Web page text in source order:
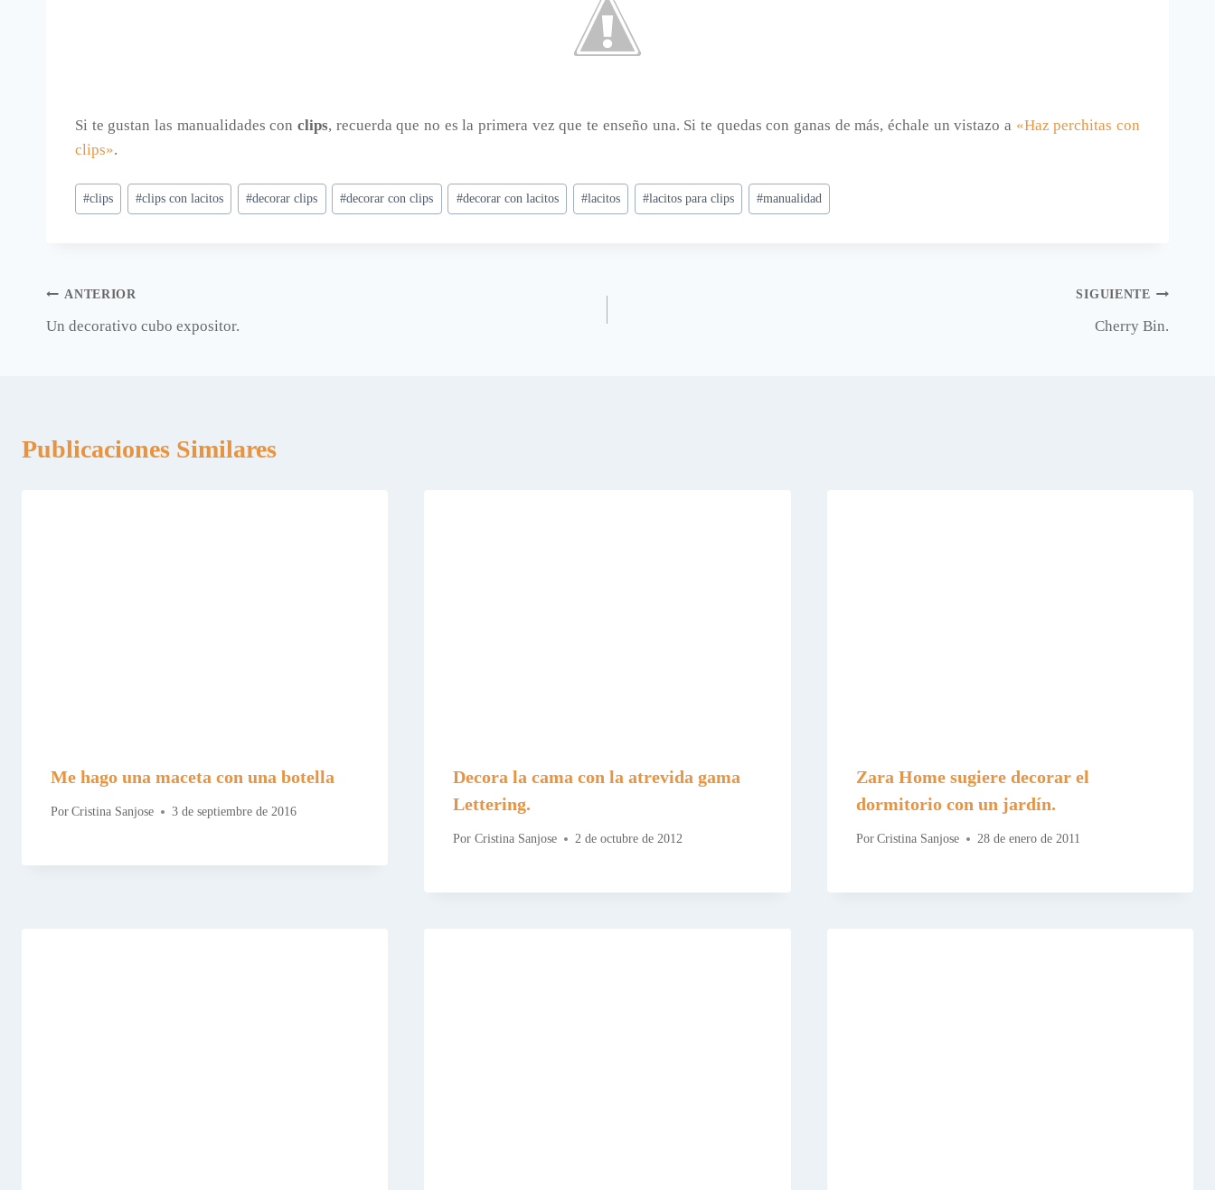
Si te gustan las manualidades conclips, recuerda que no es la primera vez que te enseño una. Si te quedas con ganas de más, échale un vistazo a «Haz perchitas con
clips».
Etiquetas
de
#clips #clips con lacitos #decorar clips #decorar con clips #decorar con lacitos #lacitos #lacitos para clips #manualidad
Navegación
de
ANTERIOR
Un decorativo cubo expositor.
SIGUIENTE
Cherry Bin.
Publicaciones Similares
Me hago una maceta con una botella
Por Cristina Sanjose 3 de septiembre de 2016
Decora la cama con la atrevida gama
Lettering.
Por Cristina Sanjose 2 de octubre de 2012
Zara Home sugiere decorar el
dormitorio con un jardín.
Por Cristina Sanjose 28 de enero de 2011